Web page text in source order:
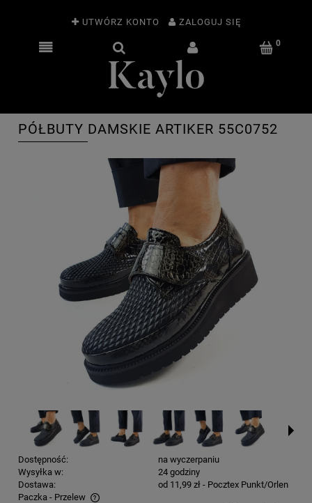
UTWÓRZ KONTO ZALOGUJ SIĘ
PÓŁBUTY DAMSKIE ARTIKER 55C0752
Dostępność:
na wyczerpaniu
Wysyłka w:
24 godziny
Dostawa:
od 11,99 zł - Pocztex Punkt/Orlen
Paczka - Przelew